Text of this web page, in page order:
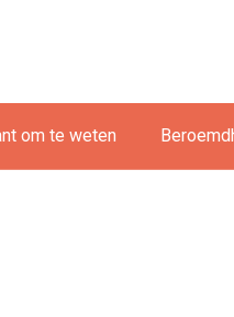
om te weten